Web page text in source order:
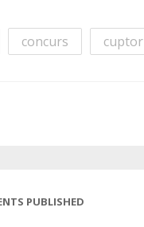
concurs cuptor
PUBLISHED